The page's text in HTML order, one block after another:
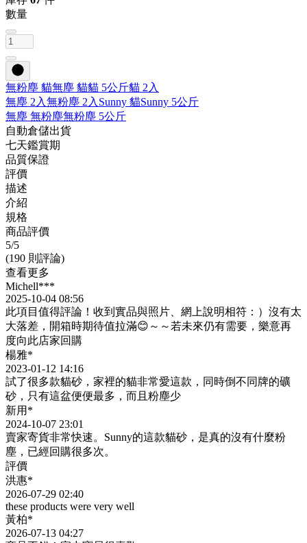
數量
無粉塵 貓無塵 貓貓 5公斤貓 2入
無塵 2入無粉塵 2入Sunny 貓Sunny 5公斤
無塵 無粉塵無粉塵 5公斤
自動倉儲出貨
七天鑑賞期
品質保證
評價
描述
介紹
規格
商品評價
5/5
(190 則評論)
查看更多
Michell***
2025-10-04 08:56
此項目值得評論！收到實品與照片、網上說明相符：）沒有太
大落差，開箱時期待值拉滿😊～～若未來仍有需要，樂意再
度向此店家回購
楊雅*
2023-01-12 14:16
試了很多款貓砂，家裡的貓非常愛這款，同時倒不同牌的礦
砂，只有這盆便便最多，而且粉塵少
新用*
2024-10-07 23:01
賣家寄貨非常快速。Sunny的這款貓砂，是真的沒有什麼粉
塵，已經回購很多次。
評價
洪惠*
2026-07-29 02:40
these products were very well
黃柏*
2026-07-13 04:27